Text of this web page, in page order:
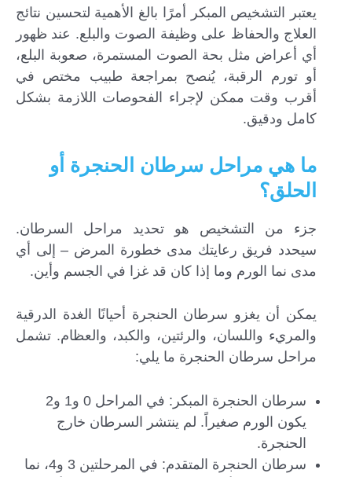
يعتبر التشخيص المبكر أمرًا بالغ الأهمية لتحسين نتائج
العلاج والحفاظ على وظيفة الصوت والبلع. عند ظهور
أي أعراض مثل بحة الصوت المستمرة، صعوبة البلع،
أو تورم الرقبة، يُنصح بمراجعة طبيب مختص في
أقرب وقت ممكن لإجراء الفحوصات اللازمة بشكل
كامل ودقيق.
ما هي مراحل سرطان الحنجرة أو
الحلق؟
جزء من التشخيص هو تحديد مراحل السرطان.
سيحدد فريق رعايتك مدى خطورة المرض – إلى أي
مدى نما الورم وما إذا كان قد غزا في الجسم وأين.
يمكن أن يغزو سرطان الحنجرة أحيانًا الغدة الدرقية
والمريء واللسان، والرئتين، والكبد، والعظام. تشمل
مراحل سرطان الحنجرة ما يلي:
سرطان الحنجرة المبكر: في المراحل 0 و1 و2
يكون الورم صغيراً. لم ينتشر السرطان خارج
الحنجرة.
سرطان الحنجرة المتقدم: في المرحلتين 3 و4، نما